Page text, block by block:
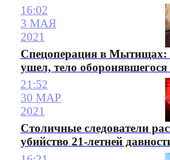
16:02
3 МАЯ
2021
Спецоперация в Мытищах:
ушел, тело оборонявшегося
21:52
30 МАР
2021
Столичные следователи
убийство 21-летней